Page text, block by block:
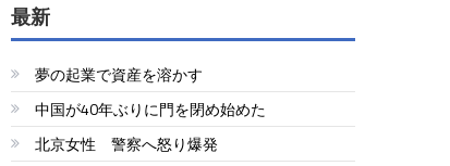
最新
夢の起業で資産を溶かす
中国が40年ぶりに門を閉め始めた
北京女性 警察へ怒り爆発